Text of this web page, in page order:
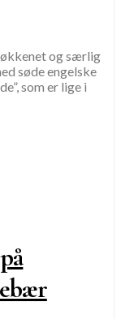
og særlig
søde engelske
som er lige i